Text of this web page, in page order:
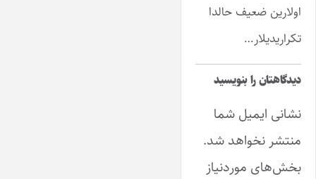
اولارین ضعیف حالدا
تکراریدیلار…
دیدگاهتان را بنویسید
نشانی ایمیل شما
منتشر نخواهد شد.
بخش‌های موردنیاز